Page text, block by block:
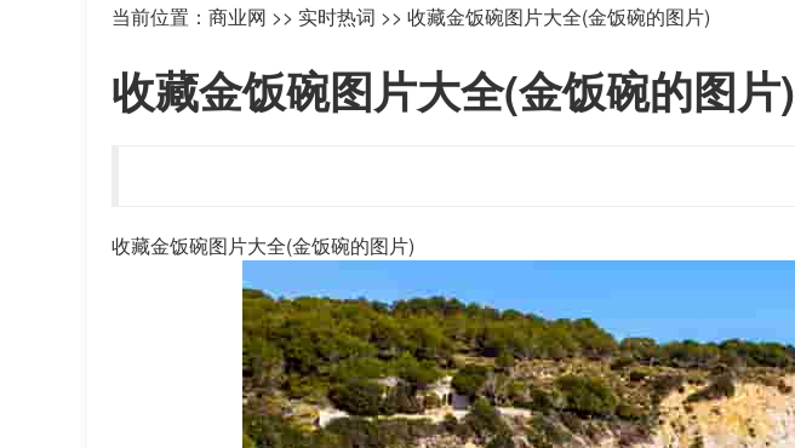
当前位置： 商业网 >> 实时热词 >> 收藏金饭碗图片大全(金饭碗的图片)
收藏金饭碗图片大全(金饭碗的图片)
收藏金饭碗图片大全(金饭碗的图片)